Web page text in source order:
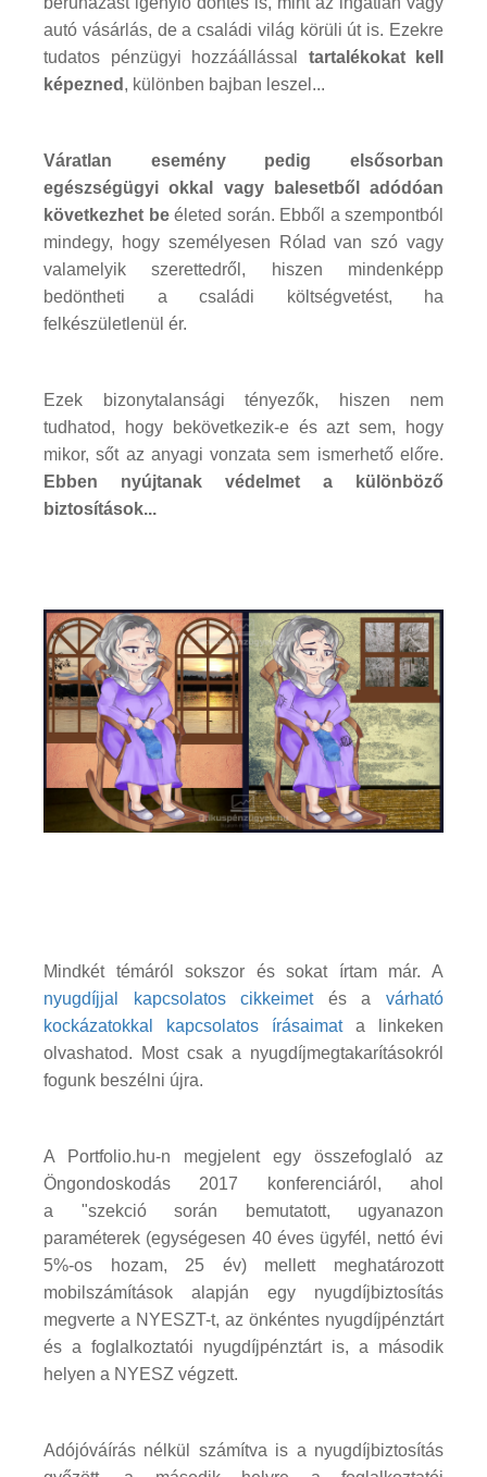
autó vásárlás, de a családi világ körüli út is. Ezekre
tudatos pénzügyi hozzáállással tartalékokat kell
képezned , különben bajban leszel...
Váratlan esemény pedig elsősorban
egészségügyi okkal vagy balesetből adódóan
következhet beéleted során. Ebből a szempontból
mindegy, hogy személyesen Rólad van szó vagy
valamelyik szerettedről, hiszen mindenképp
bedöntheti a családi költségvetést, ha
felkészületlenül ér.
Ezek bizonytalansági tényezők, hiszen nem
tudhatod, hogy bekövetkezik-e és azt sem, hogy
mikor, sőt az anyagi vonzata sem ismerhető előre.
Ebben nyújtanak védelmet a különböző
biztosítások...
Mindkét témáról sokszor és sokat írtam már. A
nyugdíjjal kapcsolatos cikkeimetés avárható
kockázatokkal kapcsolatos írásaimata linkeken
olvashatod. Most csak a nyugdíjmegtakarításokról
fogunk beszélni újra.
A Portfolio.hu-n megjelent egy összefoglaló az
Öngondoskodás 2017 konferenciáról, ahol
a "szekció során bemutatott, ugyanazon
paraméterek (egységesen 40 éves ügyfél, nettó évi
5%-os hozam, 25 év) mellett meghatározott
mobilszámítások alapján egy nyugdíjbiztosítás
megverte a NYESZT-t, az önkéntes nyugdíjpénztárt
és a foglalkoztatói nyugdíjpénztárt is, a második
helyen a NYESZ végzett.
Adójóváírás nélkül számítva is a nyugdíjbiztosítás